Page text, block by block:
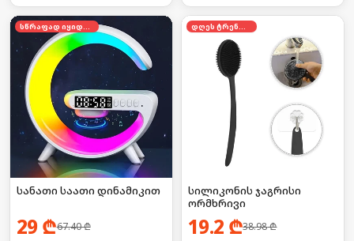
სწრაფად იყიდება
სანათი საათი დინამიკით
29 ₾67.40₾
დღეს ტრენდში
სილიკონის ჯაგრისი
ორმხრივი
19.2 ₾38.98₾